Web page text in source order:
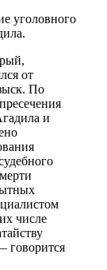
уголовного
от
По
и
числе
говорится